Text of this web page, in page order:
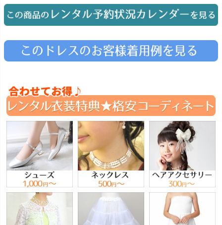
Photography
写真スタジオ APS
Angel's Photo Studio
予約 Web または お電話
特典 ヘアメイク・着付け
スタジオを予約 →